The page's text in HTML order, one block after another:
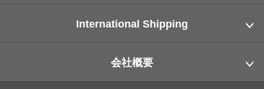
International Shipping
会社概要